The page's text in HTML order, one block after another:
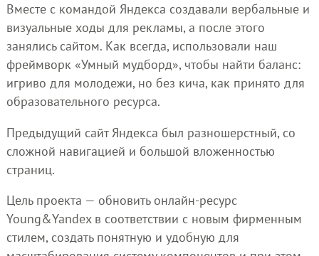
Вместе с командой Яндекса создавали вербальные и
визуальные ходы для рекламы, а после этого
занялись сайтом. Как всегда, использовали наш
фреймворк «Умный мудборд», чтобы найти баланс:
игриво для молодежи, но без кича, как принято для
образовательного ресурса.
Предыдущий сайт Яндекса был разношерстный, со
сложной навигацией и большой вложенностью
страниц.
Цель проекта — обновить онлайн-ресурс
Young&Yandex в соответствии с новым фирменным
стилем, создать понятную и удобную для